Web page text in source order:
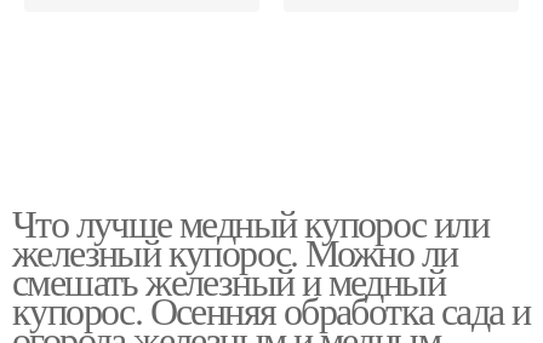
Что лучше медный купорос или
железный купорос. Можно ли
смешать железный и медный
купорос. Осенняя обработка сада и